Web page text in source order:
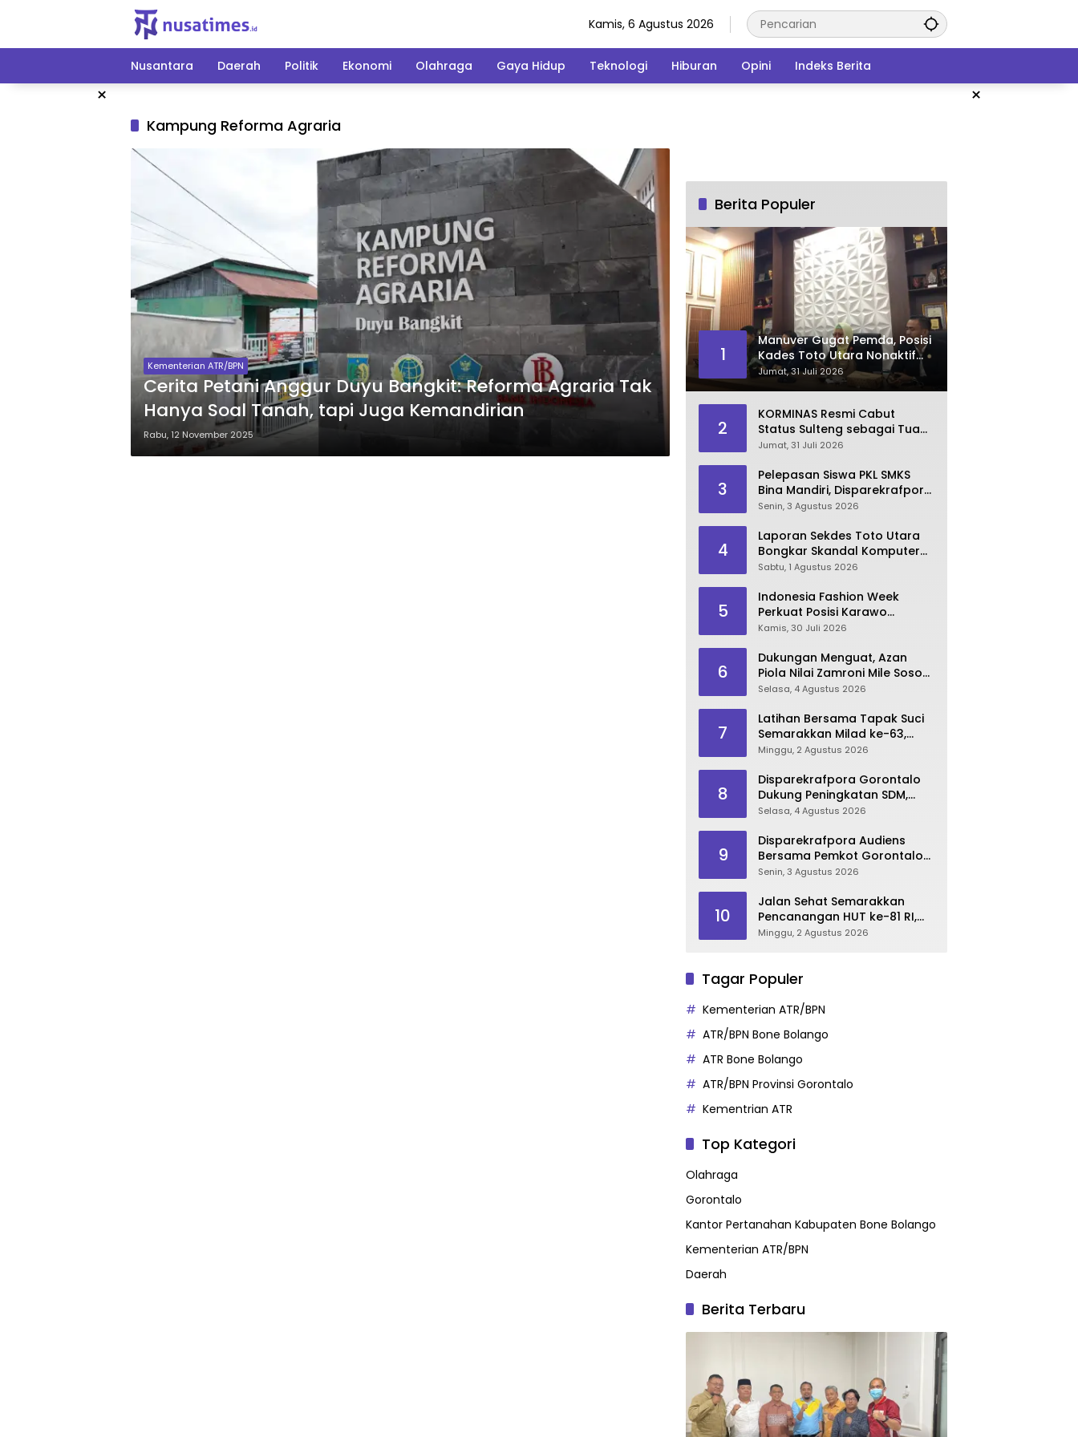
Kamis, 6 Agustus 2026
Nusantara Daerah Politik Ekonomi Olahraga Gaya Hidup Teknologi Hiburan Opini Indeks Berita
× ×
Kampung Reforma Agraria
Kementerian ATR/BPN
Cerita Petani Anggur Duyu Bangkit: Reforma Agraria Tak
Hanya Soal Tanah, tapi Juga Kemandirian
Rabu, 12 November 2025
Berita Populer
1
Manuver Gugat Pemda, Posisi
Kades Toto Utara Nonaktif
Dinilai Kian Terpuruk
Jumat, 31 Juli 2026
2
KORMINAS Resmi Cabut
Status Sulteng sebagai Tuan
Rumah FORNAS IX 2027
Jumat, 31 Juli 2026
3
Pelepasan Siswa PKL SMKS
Bina Mandiri, Disparekrafpora
Dorong Lahirnya SDM
Senin, 3 Agustus 2026
4
Laporan Sekdes Toto Utara
Bongkar Skandal Komputer
‘Siluman’ 2025
Sabtu, 1 Agustus 2026
5
Indonesia Fashion Week
Perkuat Posisi Karawo
sebagai Identitas dan
Gorontalo
Kamis, 30 Juli 2026
6
Dukungan Menguat, Azan
Piola Nilai Zamroni Mile Sosok
Tepat Teruskan
Selasa, 4 Agustus 2026
7
Latihan Bersama Tapak Suci
Semarakkan Milad ke-63,
Sultan Kalupe Ajak Atlet
Minggu, 2 Agustus 2026
8
Disparekrafpora Gorontalo
Dukung Peningkatan SDM,
Berikan Rekomendasi Studi S3
Selasa, 4 Agustus 2026
9
Disparekrafpora Audiens
Bersama Pemkot Gorontalo
Bahas Dukungan GKK 2026
Senin, 3 Agustus 2026
10
Jalan Sehat Semarakkan
Pencanangan HUT ke-81 RI,
Danau Perintis Jadi Etalase
Minggu, 2 Agustus 2026
Tagar Populer
Kementerian ATR/BPN
ATR/BPN Bone Bolango
ATR Bone Bolango
ATR/BPN Provinsi Gorontalo
Kementrian ATR
Top Kategori
Olahraga
Gorontalo
Kantor Pertanahan Kabupaten Bone Bolango
Kementerian ATR/BPN
Daerah
Berita Terbaru